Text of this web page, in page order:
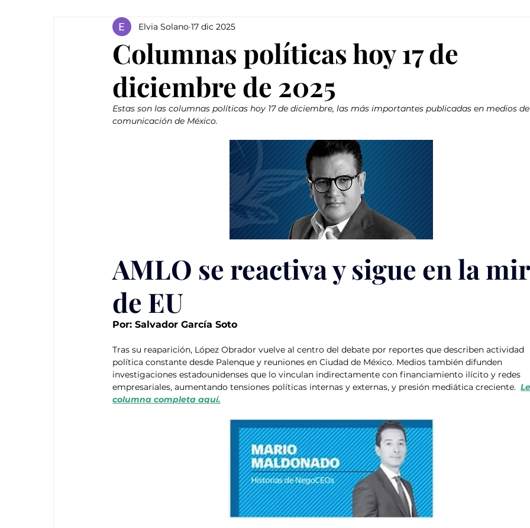
Columnas políticas hoy 17 de
diciembre de 2025
Elvia Solano 17 dic 2025
Estas son las columnas políticas hoy 17 de diciembre, las más importantes publicadas en medios
comunicación de México.
AMLO se reactiva y sigue en la
de EU
Por: Salvador García Soto
Tras su reaparición, López Obrador vuelve al centro del debate por reportes que describen actividad
política constante desde Palenque y reuniones en Ciudad de México. Medios también difunden
investigaciones estadounidenses que lo vinculan indirectamente con financiamiento ilícito y redes
empresariales, aumentando tensiones políticas internas y externas, y presión mediática creciente.
columna completa aquí.